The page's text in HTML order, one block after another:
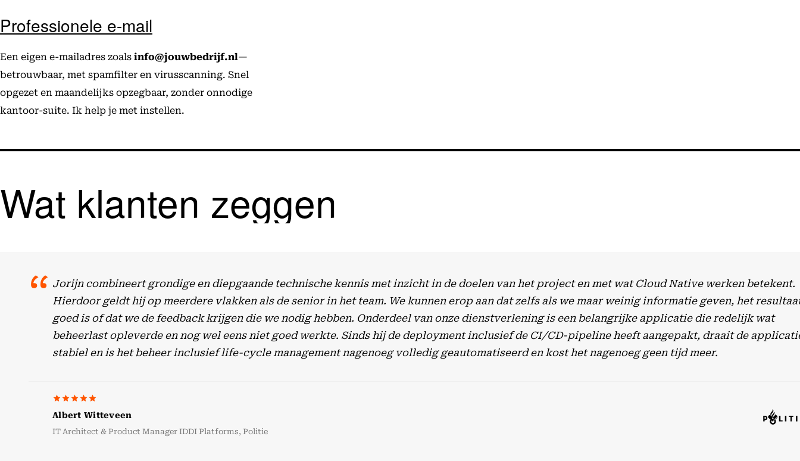
Professionele e-mail
Een eigen e-mailadres zoals info@jouwbedrijf.nl—
betrouwbaar, met spamfilter en virusscanning. Snel
opgezet en maandelijks opzegbaar, zonder onnodige
kantoor-suite. Ik help je met instellen.
Wat klanten zeggen
Jorijn combineert grondige en diepgaande technische kennis met inzicht in de doelen van het project en met wat Cloud Native werken betekent.
Hierdoor geldt hij op meerdere vlakken als de senior in het team. We kunnen erop aan dat zelfs als we maar weinig informatie geven, het
goed is of dat we de feedback krijgen die we nodig hebben. Onderdeel van onze dienstverlening is een belangrijke applicatie die redelijk wat
beheerlast opleverde en nog wel eens niet goed werkte. Sinds hij de deployment inclusief de CI/CD-pipeline heeft aangepakt, draait de
stabiel en is het beheer inclusief life-cycle management nagenoeg volledig geautomatiseerd en kost het nagenoeg geen tijd meer.
Albert Witteveen
IT Architect & Product Manager IDDI Platforms, Politie